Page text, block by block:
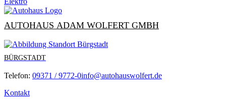
AUTOHAUS ADAM WOLFERT GMBH
BÜRGSTADT
Telefon: 09371 / 9772-0info@autohauswolfert.de
Kontakt